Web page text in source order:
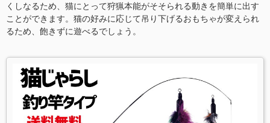
くしなるため、猫にとって狩猟本能がそそられる動きを簡単に出す
ことができます。猫の好みに応じて吊り下げるおもちゃが変えられ
るため、飽きずに遊べるでしょう。